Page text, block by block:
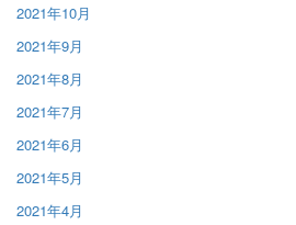
2021年10月
2021年9月
2021年8月
2021年7月
2021年6月
2021年5月
2021年4月